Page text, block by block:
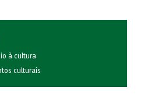
à cultura
culturais